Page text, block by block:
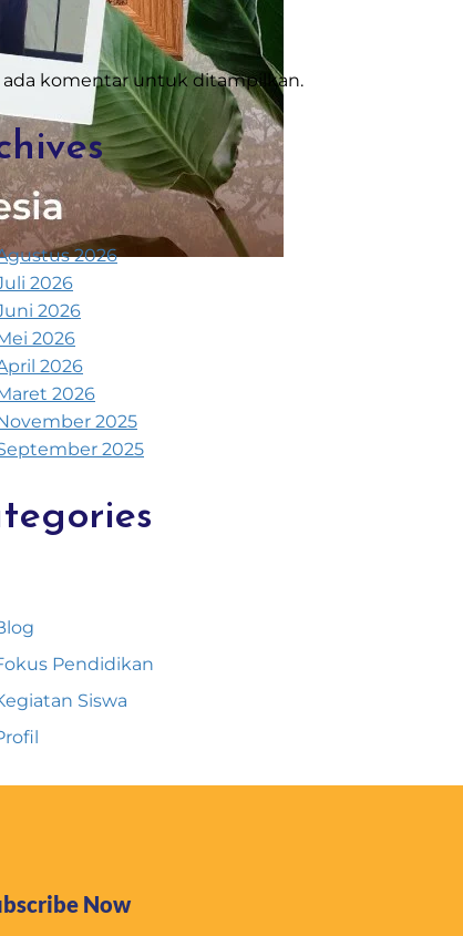
ada komentar untuk ditampilkan.
2026
2026
2026
2026
2026
2026
2025
2025
Pendidikan
Siswa
Now